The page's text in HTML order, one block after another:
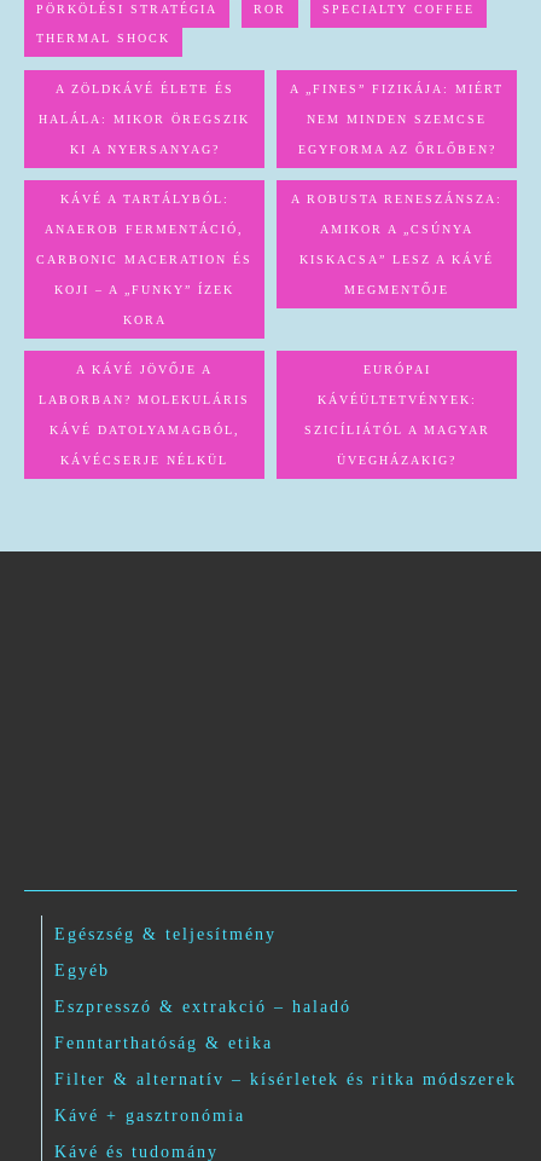
PÖRKÖLÉSI STRATÉGIA ROR SPECIALTY COFFEE
THERMAL SHOCK
A ZÖLDKÁVÉ ÉLETE ÉS
HALÁLA: MIKOR ÖREGSZIK
KI A NYERSANYAG?
A „FINES” FIZIKÁJA: MIÉRT
NEM MINDEN SZEMCSE
EGYFORMA AZ ŐRLŐBEN?
KÁVÉ A TARTÁLYBÓL:
ANAEROB FERMENTÁCIÓ,
CARBONIC MACERATION ÉS
KOJI – A „FUNKY” ÍZEK
KORA
A ROBUSTA RENESZÁNSZA:
AMIKOR A „CSÚNYA
KISKACSA” LESZ A KÁVÉ
MEGMENTŐJE
A KÁVÉ JÖVŐJE A
LABORBAN? MOLEKULÁRIS
KÁVÉ DATOLYAMAGBÓL,
KÁVÉCSERJE NÉLKÜL
EURÓPAI
KÁVÉÜLTETVÉNYEK:
SZICÍLIÁTÓL A MAGYAR
ÜVEGHÁZAKIG?
Egészség & teljesítmény
Egyéb
Eszpresszó & extrakció – haladó
Fenntarthatóság & etika
Filter & alternatív – kísérletek és ritka módszerek
Kávé + gasztronómia
Kávé és tudomány